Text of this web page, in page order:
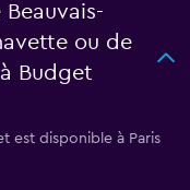
ou de
Budget
est disponible à Paris